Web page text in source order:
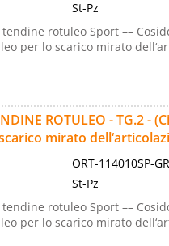
St-Pz
tendine rotuleo Sport ––
per lo scarico mirato
ROTULEO - TG.2
mirato
ORT-114010SP-
St-Pz
tendine rotuleo Sport ––
per lo scarico mirato